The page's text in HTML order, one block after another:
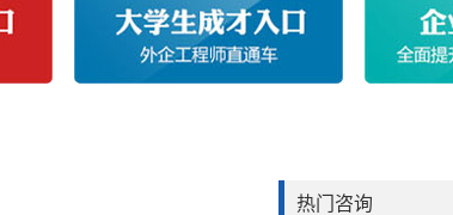
热门咨询